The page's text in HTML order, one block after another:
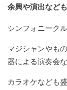
余興や演出など
シンフォニーク
マジシャンやも
器による演奏会
カラオケなども